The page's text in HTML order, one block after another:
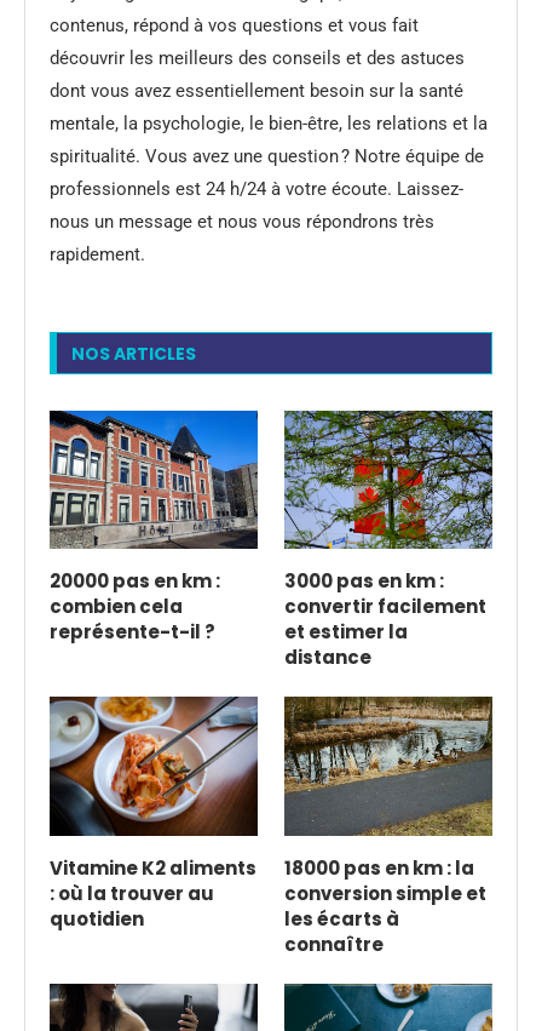
contenus, répond à vos questions et vous fait
découvrir les meilleurs des conseils et des astuces
dont vous avez essentiellement besoin sur la santé
mentale, la psychologie, le bien-être, les relations et la
spiritualité. Vous avez une question ? Notre équipe de
professionnels est 24 h/24 à votre écoute. Laissez-
nous un message et nous vous répondrons très
rapidement.
NOS ARTICLES
20000 pas en km :
combien cela
représente-t-il ?
3000 pas en km :
convertir facilement
et estimer la
distance
Vitamine K2 aliments
: où la trouver au
quotidien
18000 pas en km : la
conversion simple et
les écarts à
connaître